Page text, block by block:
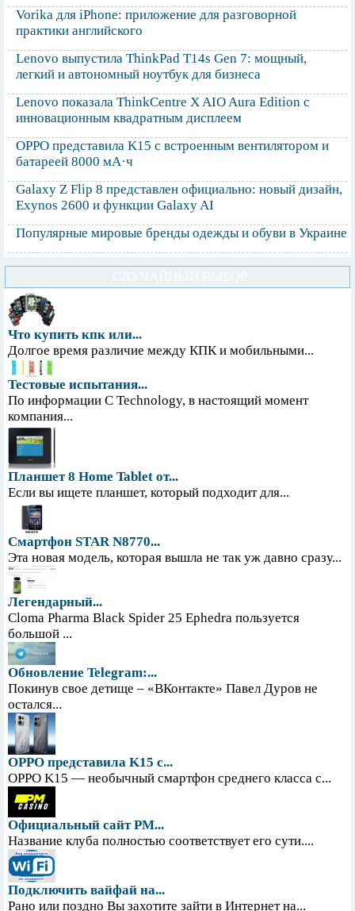
Vorika для iPhone: приложение для разговорной
практики английского
Lenovo выпустила ThinkPad T14s Gen 7: мощный,
легкий и автономный ноутбук для бизнеса
Lenovo показала ThinkCentre X AIO Aura Edition с
инновационным квадратным дисплеем
OPPO представила K15 с встроенным вентилятором и
батареей 8000 мА·ч
Galaxy Z Flip 8 представлен официально: новый дизайн,
Exynos 2600 и функции Galaxy AI
Популярные мировые бренды одежды и обуви в Украине
Что купить кпк или...
Долгое время различие между КПК и мобильными...
Тестовые испытания...
По информации С Technology, в настоящий момент
компания...
Планшет 8 Home Tablet от...
Если вы ищете планшет, который подходит для...
Смартфон STAR N8770...
Эта новая модель, которая вышла не так уж давно сразу...
Легендарный...
Cloma Pharma Black Spider 25 Ephedra пользуется
большой ...
Обновление Telegram:...
Покинув свое детище – «ВКонтакте» Павел Дуров не
остался...
OPPO представила K15 с...
OPPO K15 — необычный смартфон среднего класса с...
Официальный сайт PM...
Название клуба полностью соответствует его сути....
Подключить вайфай на...
Рано или поздно Вы захотите зайти в Интернет на...